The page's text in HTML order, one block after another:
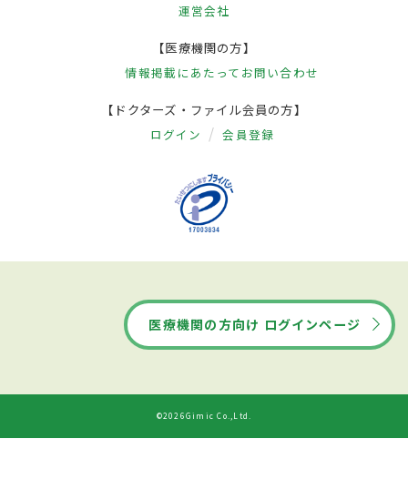
運営会社
【医療機関の方】
情報掲載にあたって お問い合わせ
【ドクターズ・ファイル会員の方】
ログイン 会員登録
医療機関の方向け ログインページ
©2026Gimic Co.,Ltd.